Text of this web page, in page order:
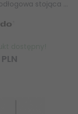
Lampa podłogowa stojąca LED 35W VIRGO FLOOR DIMM BK AZ7153 Azzardo AZ7153 nowoczesna salonowa sypialniana
PLN